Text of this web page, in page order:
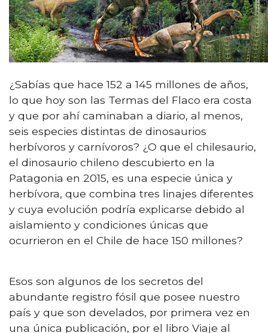
¿Sabías que hace 152 a 145 millones de años,
lo que hoy son las Termas del Flaco era costa
y que por ahí caminaban a diario, al menos,
seis especies distintas de dinosaurios
herbívoros y carnívoros? ¿O que el chilesaurio,
el dinosaurio chileno descubierto en la
Patagonia en 2015, es una especie única y
herbívora, que combina tres linajes diferentes
y cuya evolución podría explicarse debido al
aislamiento y condiciones únicas que
ocurrieron en el Chile de hace 150 millones?
Esos son algunos de los secretos del
abundante registro fósil que posee nuestro
país y que son develados, por primera vez en
una única publicación, por el libro Viaje al